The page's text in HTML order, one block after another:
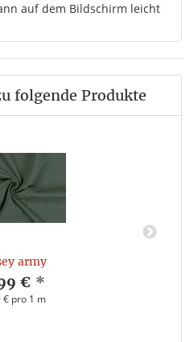
auf dem Bildschirm leicht
folgende Produkte
army
€ *
€ pro 1 m